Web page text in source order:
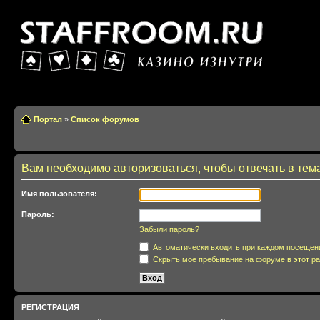
Портал » Список форумов
Вам необходимо авторизоваться, чтобы отвечать в
Имя пользователя:
Пароль:
Забыли пароль?
Автоматически входить при каждом
Скрыть мое пребывание на форуме в этот
РЕГИСТРАЦИЯ